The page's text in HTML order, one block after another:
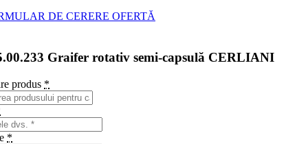
DE CERERE OFERTĂ
Graifer rotativ semi-capsulă CERLIANI
produs *
*